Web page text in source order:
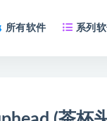
所有软件 系列